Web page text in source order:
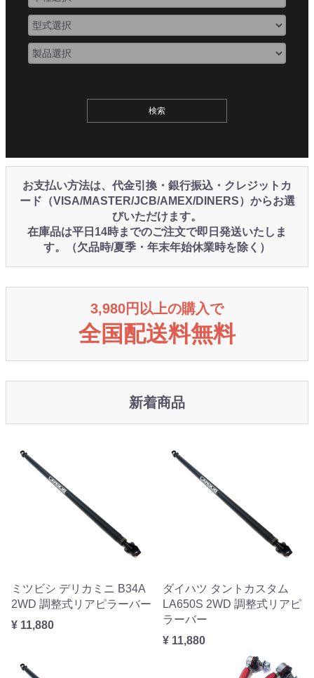
お支払い方法は、代金引換・銀行振込・クレジットカ
ード（VISA/MASTER/JCB/AMEX/DINERS）からお選
びいただけます。
在庫品は平日14時までのご注文で即日発送いたしま
す。（欠品時/夏季・年末年始休業時を除く）
3,980円以上の購入で
全国配送料無料
新着商品
ミツビシ デリカミニ B34A
2WD 調整式リアピラーバー
¥ 11,880
ダイハツ タントカスタム
LA650S 2WD 調整式リアピ
ラーバー
¥ 11,880